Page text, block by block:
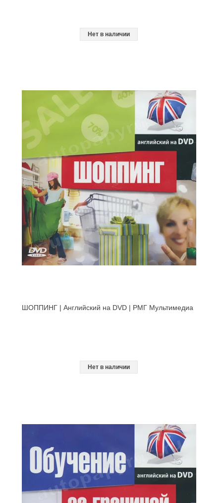
Нет в наличии
ШОППИНГ | Английский на DVD | РМГ Мультимедиа
Нет в наличии